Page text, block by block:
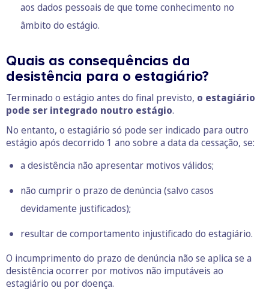
aos dados pessoais de que tome conhecimento no
âmbito do estágio.
Quais as consequências da
desistência para o estagiário?
Terminado o estágio antes do final previsto, o estagiário
pode ser integrado noutro estágio.
No entanto, o estagiário só pode ser indicado para outro
estágio após decorrido 1 ano sobre a data da cessação, se:
a desistência não apresentar motivos válidos;
não cumprir o prazo de denúncia (salvo casos
devidamente justificados);
resultar de comportamento injustificado do estagiário.
O incumprimento do prazo de denúncia não se aplica se a
desistência ocorrer por motivos não imputáveis ao
estagiário ou por doença.